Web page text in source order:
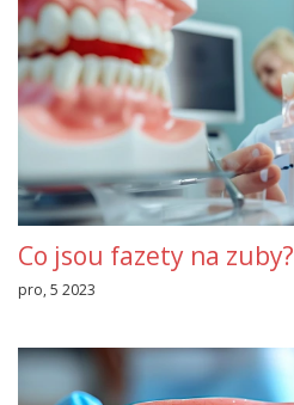
Co jsou fazety na zuby?
pro, 5 2023